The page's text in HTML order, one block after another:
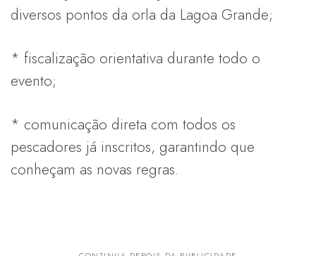
diversos pontos da orla da Lagoa Grande;
* fiscalização orientativa durante todo o
evento;
* comunicação direta com todos os
pescadores já inscritos, garantindo que
conheçam as novas regras.